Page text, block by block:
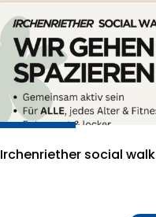
Irchenriether social walk